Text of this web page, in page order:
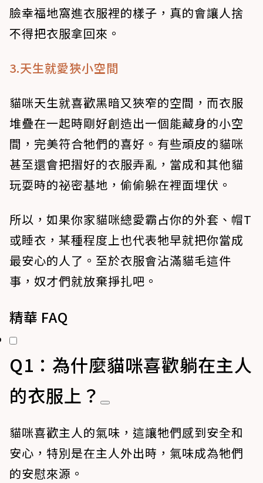
臉幸福地窩進衣服裡的樣子，真的會讓人捨
不得把衣服拿回來。
3.天生就愛狹小空間
貓咪天生就喜歡黑暗又狹窄的空間，而衣服
堆疊在一起時剛好創造出一個能藏身的小空
間，完美符合牠們的喜好。有些頑皮的貓咪
甚至還會把摺好的衣服弄亂，當成和其他貓
玩耍時的祕密基地，偷偷躲在裡面埋伏。
所以，如果你家貓咪總愛霸占你的外套、帽T
或睡衣，某種程度上也代表牠早就把你當成
最安心的人了。至於衣服會沾滿貓毛這件
事，奴才們就放棄掙扎吧。
精華 FAQ
Q1：為什麼貓咪喜歡躺在主人
的衣服上？
貓咪喜歡主人的氣味，這讓牠們感到安全和
安心，特別是在主人外出時，氣味成為牠們
的安慰來源。